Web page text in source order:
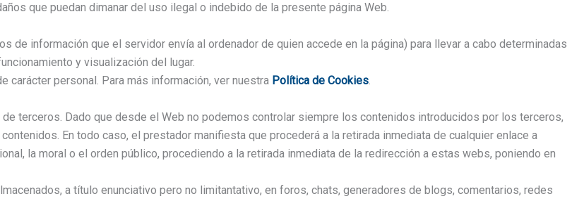
que puedan dimanar del uso ilegal o indebido de la presente página Web.
de información que el servidor envía al ordenador de quien accede en la página) para llevar a cabo determinadas
y visualización del lugar.
carácter personal. Para más información, ver nuestra Política de Cookies.
terceros. Dado que desde el Web no podemos controlar siempre los contenidos introducidos por los terceros,
En todo caso, el prestador manifiesta que procederá a la retirada inmediata de cualquier enlace a
la moral o el orden público, procediendo a la retirada inmediata de la redirección a estas webs, poniendo en
a título enunciativo pero no limitantativo, en foros, chats, generadores de blogs, comentarios, redes